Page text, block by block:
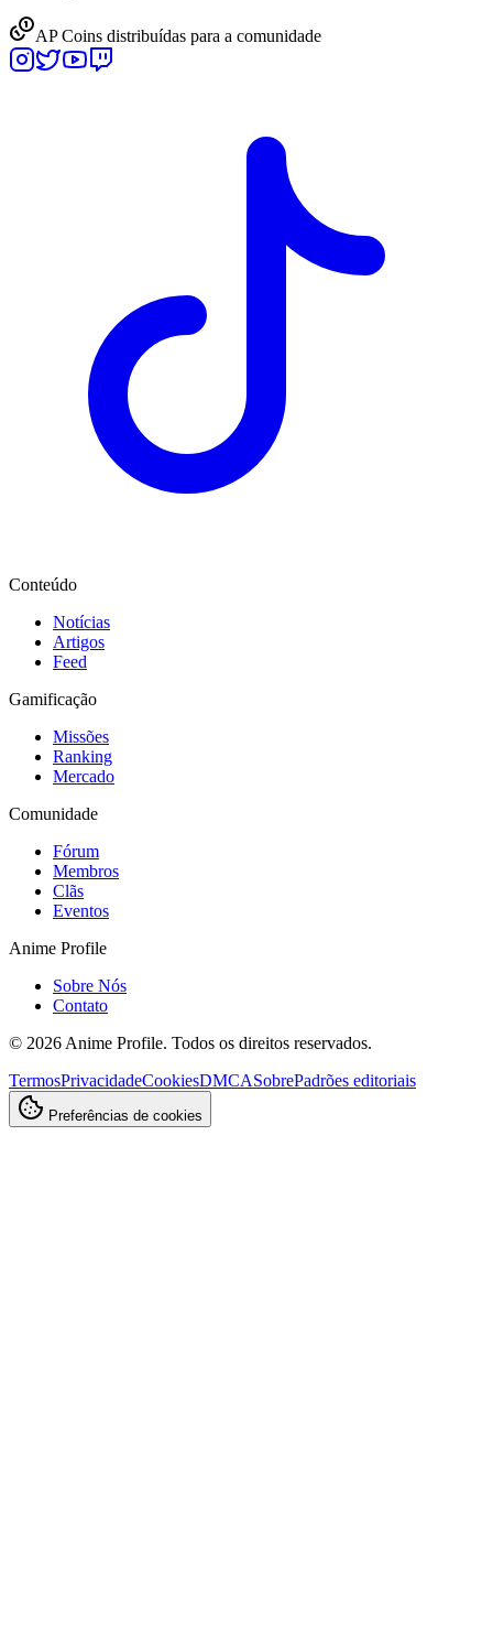
AP Coins distribuídas para a comunidade
Conteúdo
Notícias
Artigos
Feed
Gamificação
Missões
Ranking
Mercado
Comunidade
Fórum
Membros
Clãs
Eventos
Anime Profile
Sobre Nós
Contato
© 2026 Anime Profile. Todos os direitos reservados.
TermosPrivacidadeCookiesDMCASobrePadrões editoriais
Preferências de cookies